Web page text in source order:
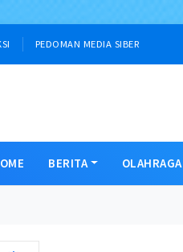
PEDOMAN MEDIA SIBER
BERITA OLAHRAGA